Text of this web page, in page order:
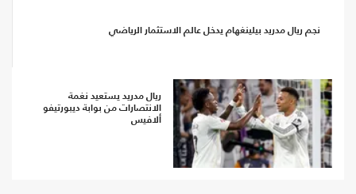
نجم ريال مدريد بيلينغهام يدخل عالم الاستثمار الرياضي
ريال مدريد يستعيد نغمة
الانتصارات من بوابة ديبورتيفو
ألافيس